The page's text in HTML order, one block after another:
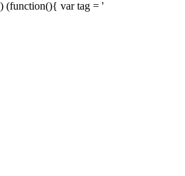
) (function(){ var tag = '